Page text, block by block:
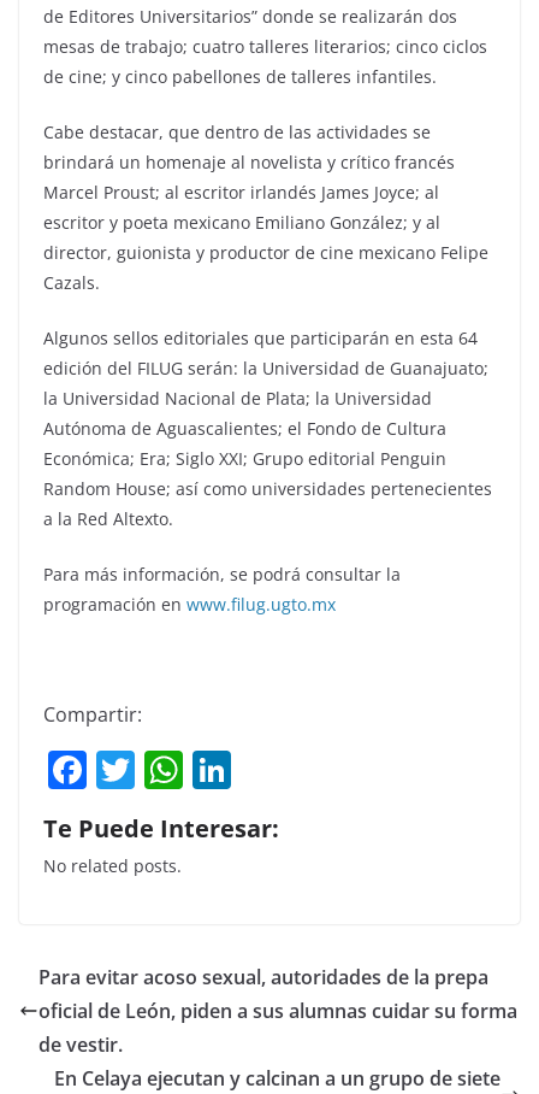
de Editores Universitarios” donde se realizarán dos
mesas de trabajo; cuatro talleres literarios; cinco ciclos
de cine; y cinco pabellones de talleres infantiles.
Cabe destacar, que dentro de las actividades se
brindará un homenaje al novelista y crítico francés
Marcel Proust; al escritor irlandés James Joyce; al
escritor y poeta mexicano Emiliano González; y al
director, guionista y productor de cine mexicano Felipe
Cazals.
Algunos sellos editoriales que participarán en esta 64
edición del FILUG serán: la Universidad de Guanajuato;
la Universidad Nacional de Plata; la Universidad
Autónoma de Aguascalientes; el Fondo de Cultura
Económica; Era; Siglo XXI; Grupo editorial Penguin
Random House; así como universidades pertenecientes
a la Red Altexto.
Para más información, se podrá consultar la
programación en www.filug.ugto.mx
Compartir:
F
a
c
e
o
o
k
T
w
itt
er
W
h
at
p
p
k
n
Te Puede Interesar:
No related posts.
Para evitar acoso sexual, autoridades de la prepa
oficial de León, piden a sus alumnas cuidar su forma
de vestir.
En Celaya ejecutan y calcinan a un grupo de siete